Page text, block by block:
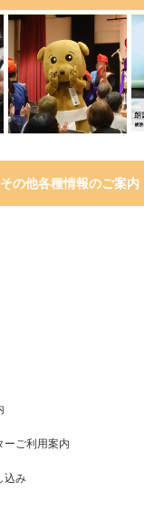
その他各種情報のご案内
ーご利用案内
込み